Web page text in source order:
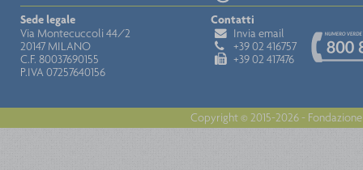
Sede legale
Via Montecuccoli 44/2
20147 MILANO
C.F. 80037690155
P.IVA 07257640156
Contatti
Invia email
+39 02 416757
+39 02 417476
Copyright © 2015-2026 -